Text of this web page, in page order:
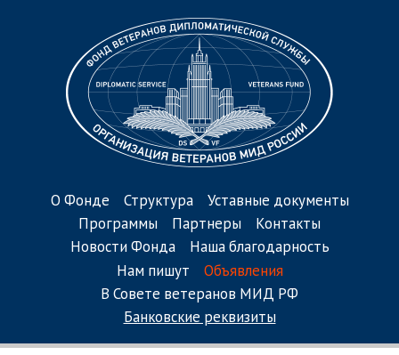
О Фонде Структура
Уставные документы
Программы
Партнеры
Контакты
Новости Фонда
Наша благодарность
Нам пишут
Объявления
В Совете ветеранов МИД РФ
Банковские реквизиты